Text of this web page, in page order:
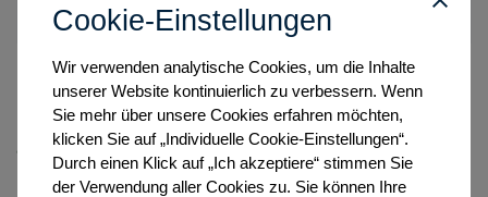
Cookie-Einstellungen
Wir verwenden analytische Cookies, um die Inhalte
unserer Website kontinuierlich zu verbessern. Wenn
Sie mehr über unsere Cookies erfahren möchten,
klicken Sie auf „Individuelle Cookie-Einstellungen“.
Durch einen Klick auf „Ich akzeptiere“ stimmen Sie
der Verwendung aller Cookies zu. Sie können Ihre
Weitere Nutzerinnen und Nutzer (ohne notariellen oder
anwaltlichen Bezug)
Hinweis zu Kartenlesegeräten